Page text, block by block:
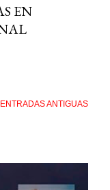
EN
ENTRADAS ANTIGUAS